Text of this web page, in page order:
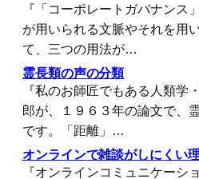
『「コーポレートガバナンス
が用いられる文脈やそれを用
て、三つの用法が…
霊長類の声の分類
『私のお師匠でもある人類学
郎が、１９６３年の論文で、
です。「距離」…
オンラインで雑談がしにくい
『オンラインコミュニケーシ